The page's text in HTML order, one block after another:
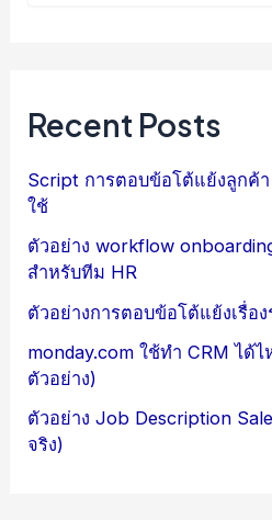
Recent Posts
Script การตอบข้อโต้แย้งลูกค้
ใช้
ตัวอย่าง workflow
สำหรับทีม HR
ตัวอย่างการตอบข้อโต้แย้งเรื่อ
monday.com ใช้ทำ CRM ได้
ตัวอย่าง)
ตัวอย่าง Job Description
จริง)